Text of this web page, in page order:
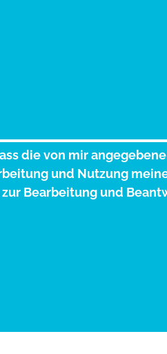
die von mir
und Nutzung
Bearbeitung und